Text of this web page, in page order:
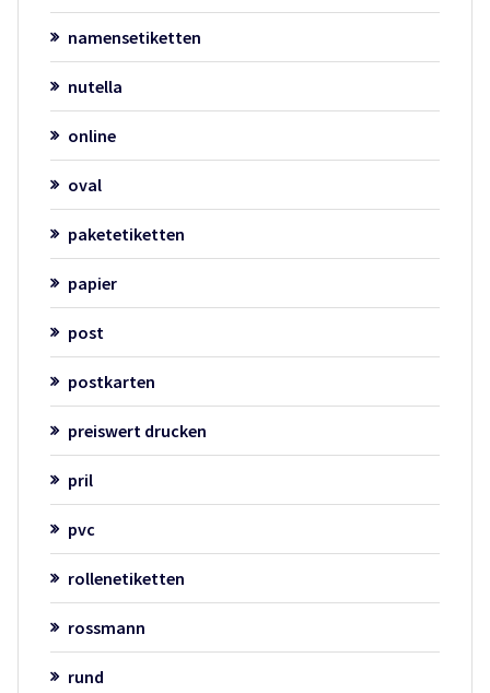
namensetiketten
nutella
online
oval
paketetiketten
papier
post
postkarten
preiswert drucken
pril
pvc
rollenetiketten
rossmann
rund